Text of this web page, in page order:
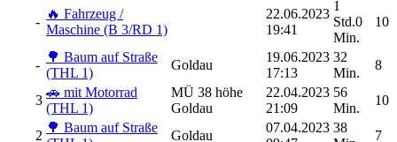
-
🔥 Fahrzeug /
Maschine (B 3/RD 1)
22.06.2023
19:41
1
Std.0
Min.
10
-
🌳 Baum auf Straße
(THL 1)
Goldau
19.06.2023
17:13
32
Min.
8
3
🚗 mit Motorrad
(THL 1)
MÜ 38 höhe
Goldau
22.04.2023
21:09
56
Min.
10
2
🌳 Baum auf Straße
Goldau
07.04.2023 38
7